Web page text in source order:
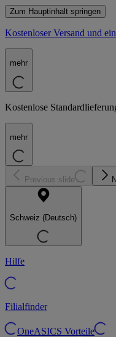
Zum Hauptinhalt springen
Kostenloser Versand und
mehr
Kostenlose
mehr
Previous slide
Schweiz (Deutsch)
Hilfe
Filialfinder
OneASICS Vorteile